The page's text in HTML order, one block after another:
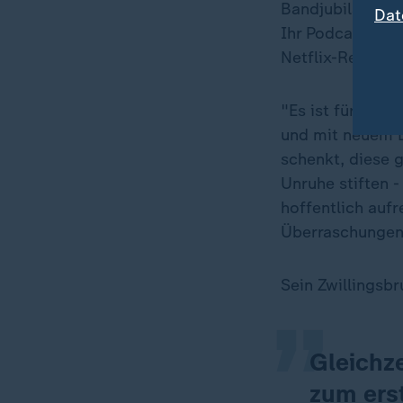
Bandjubiläum
Ihr Podcast
Netflix-
"Es ist für uns
und mit neuem
schenkt, diese
Unruhe stiften
hoffentlich
Sein
zum
„